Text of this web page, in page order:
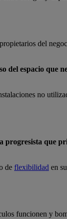
del
del espacio que
no
progresista que
de flexibilidad en
funcionen y